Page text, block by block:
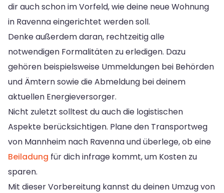
dir auch schon im Vorfeld, wie deine neue Wohnung
in Ravenna eingerichtet werden soll.
Denke außerdem daran, rechtzeitig alle
notwendigen Formalitäten zu erledigen. Dazu
gehören beispielsweise Ummeldungen bei Behörden
und Ämtern sowie die Abmeldung bei deinem
aktuellen Energieversorger.
Nicht zuletzt solltest du auch die logistischen
Aspekte berücksichtigen. Plane den Transportweg
von Mannheim nach Ravenna und überlege, ob eine
Beiladung für dich infrage kommt, um Kosten zu
sparen.
Mit dieser Vorbereitung kannst du deinen Umzug von